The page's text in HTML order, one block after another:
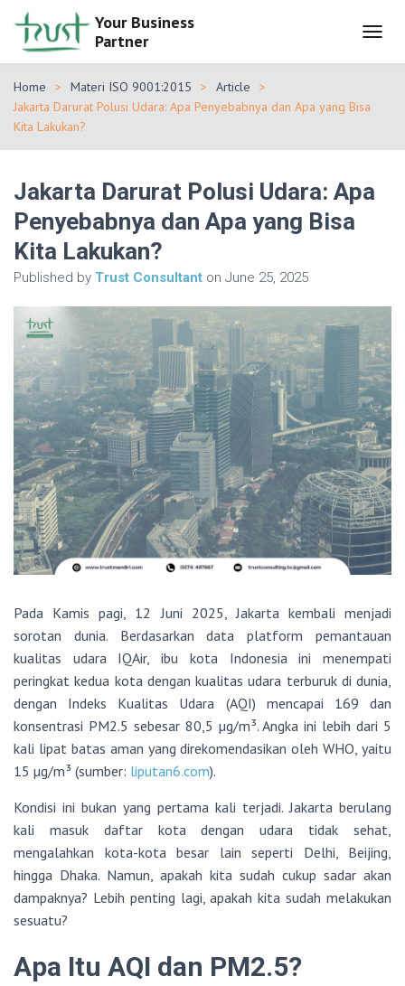
Your Business
Partner
O
N
I
N
Home Materi ISO 9001:2015
Article
Jakarta Darurat Polusi Udara: Apa Penyebabnya dan Apa yang Bisa
Kita Lakukan?
Jakarta Darurat Polusi Udara: Apa
Penyebabnya dan Apa yang Bisa
Kita Lakukan?
Published by Trust Consultant on June 25, 2025
Pada Kamis pagi, 12 Juni 2025, Jakarta kembali menjadi
sorotan dunia. Berdasarkan data platform pemantauan
kualitas udara IQAir, ibu kota Indonesia ini menempati
peringkat kedua kota dengan kualitas udara terburuk di dunia,
dengan Indeks Kualitas Udara (AQI) mencapai 169 dan
konsentrasi PM2.5 sebesar 80,5 µg/m³. Angka ini lebih dari 5
kali lipat batas aman yang direkomendasikan oleh WHO, yaitu
15 µg/m³ (sumber: liputan6.com).
Kondisi ini bukan yang pertama kali terjadi. Jakarta berulang
kali masuk daftar kota dengan udara tidak sehat,
mengalahkan kota-kota besar lain seperti Delhi, Beijing,
hingga Dhaka. Namun, apakah kita sudah cukup sadar akan
dampaknya? Lebih penting lagi, apakah kita sudah melakukan
sesuatu?
Apa Itu AQI dan PM2.5?